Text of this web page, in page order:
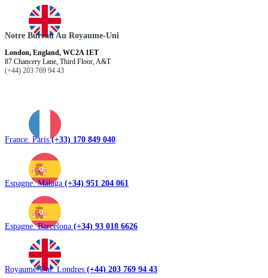
Notre Bureau Au Royaume-Uni
London, England, WC2A 1ET
87 Chancery Lane, Third Floor, A&T
(+44) 203 769 94 43
France. Paris(+33) 170 849 040
Espagne. Málaga (+34) 951 204 061
Espagne. Barcelona (+34) 93 018 6626
Royaume-Uni. Londres (+44) 203 769 94 43